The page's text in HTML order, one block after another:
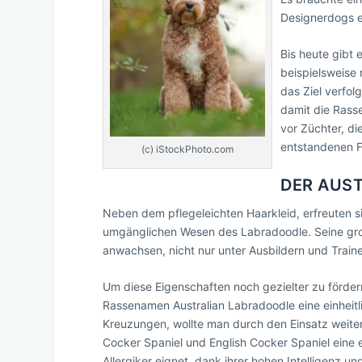
(c) iStockPhoto.com
Designerdogs
Bis heute gibt
beispielsweise
das Ziel
damit die
vor Züchter,
entstandenen
DER
Neben dem pflegeleichten Haarkleid, erfreuten
umgänglichen Wesen des Labradoodle. Seine
anwachsen, nicht nur unter Ausbildern und
Um diese Eigenschaften noch gezielter zu
Rassenamen Australian Labradoodle eine
Kreuzungen, wollte man durch den Einsatz
Cocker Spaniel und English Cocker Spaniel